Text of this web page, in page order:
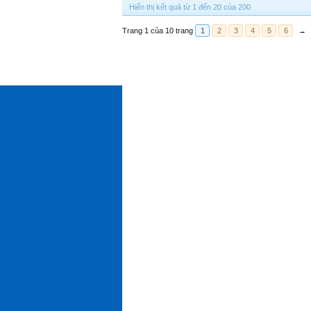
Hiển thị kết quả từ 1 đến 20 của 200
Trang 1 của 10 trang 1 2 3 4 5 6 →